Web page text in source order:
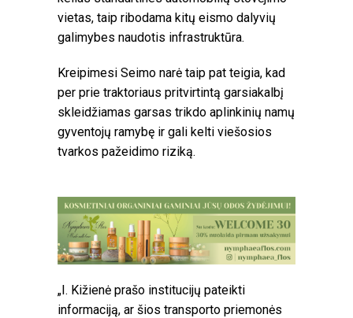
vietas, taip ribodama kitų eismo dalyvių
galimybes naudotis infrastruktūra.
Kreipimesi Seimo narė taip pat teigia, kad
per prie traktoriaus pritvirtintą garsiakalbį
skleidžiamas garsas trikdo aplinkinių namų
gyventojų ramybę ir gali kelti viešosios
tvarkos pažeidimo riziką.
„I. Kižienė prašo institucijų pateikti
informaciją, ar šios transporto priemonės